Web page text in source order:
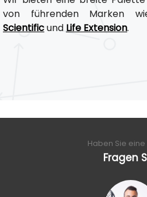
von führenden Marken
Scientificund Life Extension.
Haben Sie
Fragen